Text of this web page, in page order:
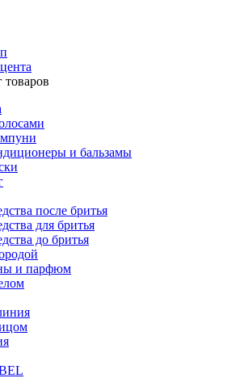
товаров
и бальзамы
после бритья
для бритья
до бритья
и парфюм